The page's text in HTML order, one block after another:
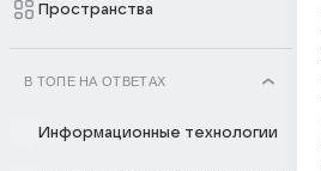
Пространства
В ТОПЕ НА ОТВЕТАХ
Информационные технологии